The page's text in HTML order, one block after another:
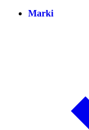
Marki